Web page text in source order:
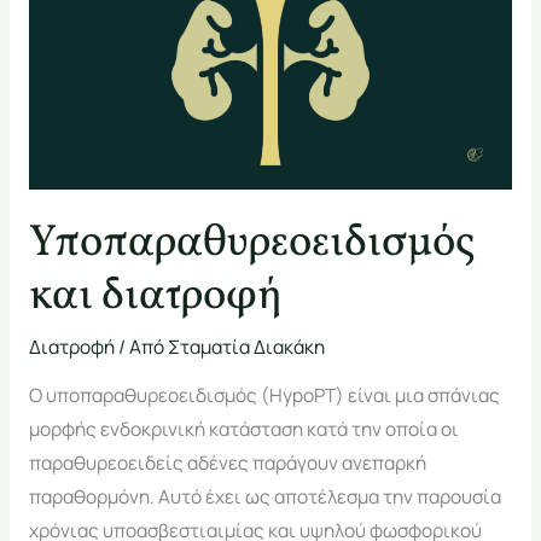
Υποπαραθυρεοειδισμός
και διατροφή
Διατροφή/ ΑπόΣταματία Διακάκη
Ο υποπαραθυρεοειδισμός (HypoPT) είναι μια σπάνιας
μορφής ενδοκρινική κατάσταση κατά την οποία οι
παραθυρεοειδείς αδένες παράγουν ανεπαρκή
παραθορμόνη. Αυτό έχει ως αποτέλεσμα την παρουσία
χρόνιας υποασβεστιαιμίας και υψηλού φωσφορικού